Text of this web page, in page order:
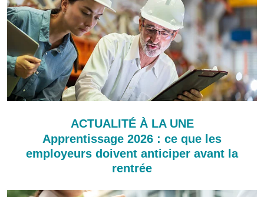
ACTUALITÉ À LA UNE
Apprentissage 2026 : ce que les
employeurs doivent anticiper avant la
rentrée